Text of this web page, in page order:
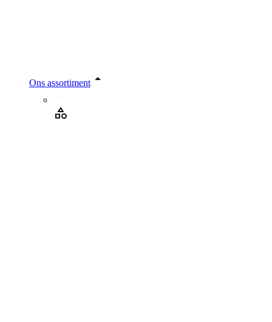
Ons assortiment